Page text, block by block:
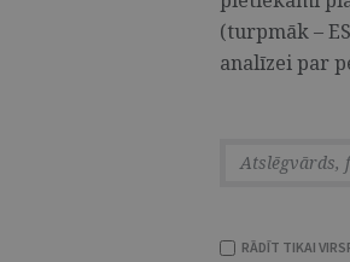
(turpmāk –
analīzei par
RĀDĪT TIKAI